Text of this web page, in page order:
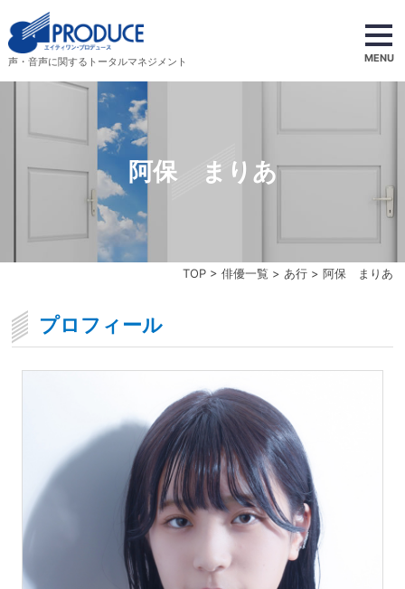
声・音声に関するトータルマネジメント MENU
TOP> 俳優一覧 > あ行> 阿保 まりあ
阿保 まりあ
プロフィール